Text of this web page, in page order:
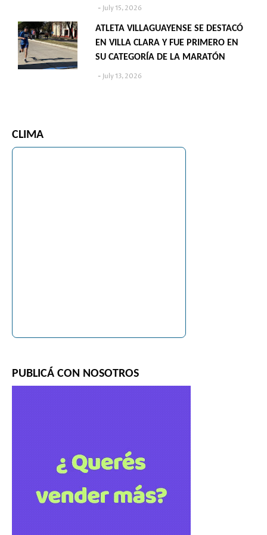
July 15, 2026
ATLETA VILLAGUAYENSE SE DESTACÓ
EN VILLA CLARA Y FUE PRIMERO EN
SU CATEGORÍA DE LA MARATÓN
July 13, 2026
CLIMA
PUBLICÁ CON NOSOTROS